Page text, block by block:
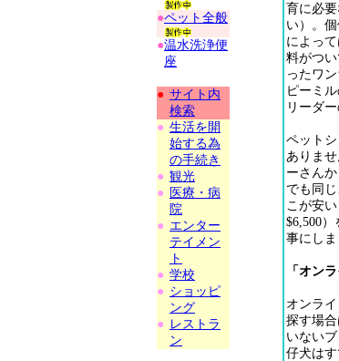
●ペット全般
●温水洗浄便
座
● サイト内
検索
● 生活を開
始する為
の手続き
● 観光
●
医療・病
院
● エンター
テイメン
ト
● 学校
● ショッピ
ング
● レストラ
ン
育に必
い）。
によっ
料がつ
ったワ
ピーミ
リーダ
ペット
ありま
ーさん
でも同
こが安
$6,500
事にしま
「オン
オンラ
探す場
いない
仔犬は